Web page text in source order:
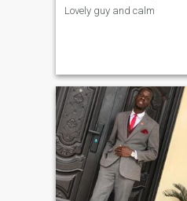
Lovely guy and calm